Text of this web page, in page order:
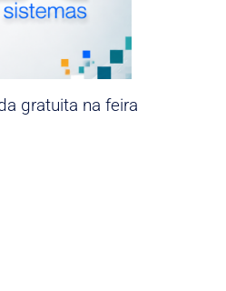
gratuita na feira